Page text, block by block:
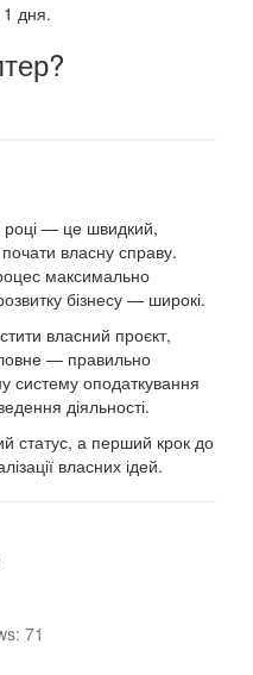
дня.
році — це швидкий,
власну справу.
максимально
бізнесу — широкі.
власний проєкт,
— правильно
систему оподаткування
діяльності.
а перший крок до
власних ідей.
71